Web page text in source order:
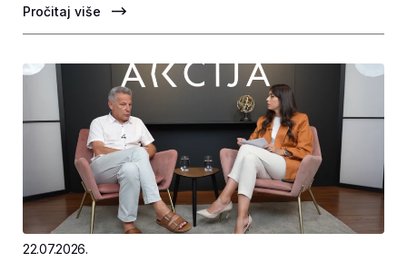
Pročitaj više
22.07.2026.